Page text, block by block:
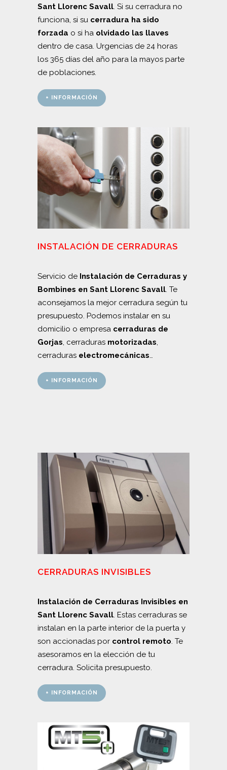
Sant Llorenc Savall. Si su cerradura no
funciona, si su cerradura ha sido
forzada o si ha olvidado las llaves
dentro de casa. Urgencias de 24 horas
los 365 días del año para la mayos parte
de poblaciones.
+ INFORMACIÓN
INSTALACIÓN DE CERRADURAS
Servicio de Instalación de Cerraduras y
Bombines en Sant Llorenc Savall. Te
aconsejamos la mejor cerradura según tu
presupuesto. Podemos instalar en su
domicilio o empresa cerraduras de
Gorjas, cerraduras motorizadas,
cerraduras electromecánicas…
+ INFORMACIÓN
CERRADURAS INVISIBLES
Instalación de Cerraduras Invisibles en
Sant Llorenc Savall. Estas cerraduras se
instalan en la parte interior de la puerta y
son accionadas por control remoto. Te
asesoramos en la elección de tu
cerradura. Solicita presupuesto.
+ INFORMACIÓN